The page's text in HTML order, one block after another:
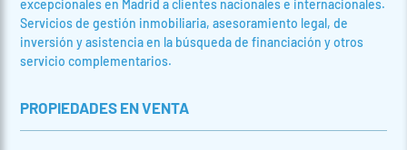
excepcionales en Madrid a clientes nacionales e internacionales.
Servicios de gestión inmobiliaria, asesoramiento legal, de
inversión y asistencia en la búsqueda de financiación y otros
servicio complementarios.
PROPIEDADES EN VENTA